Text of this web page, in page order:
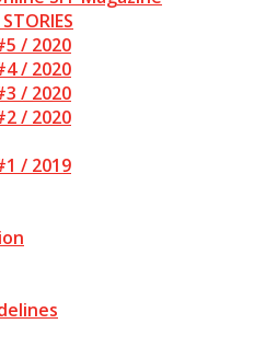
/ 2020
/ 2020
/ 2020
/ 2020
/ 2019